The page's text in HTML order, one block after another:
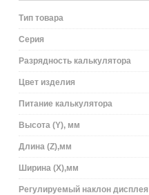
Тип товара
Серия
Разрядность калькулятора
Цвет изделия
Питание калькулятора
Высота (Y), мм
Длина (Z),мм
Ширина (X),мм
Регулируемый наклон дисплея